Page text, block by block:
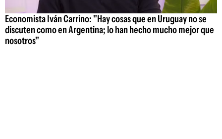
Economista Iván Carrino: "Hay cosas que en Uruguay no se
discuten como en Argentina; lo han hecho mucho mejor que
nosotros"